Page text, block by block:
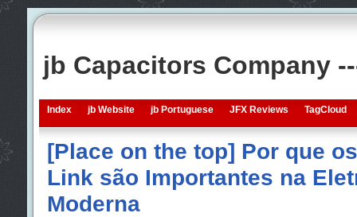
jb Capacitors Company
Index jb Website jb Portuguese JFX Reviews TagCloud
[Place on the top] Por que
Link são Importantes na
Moderna